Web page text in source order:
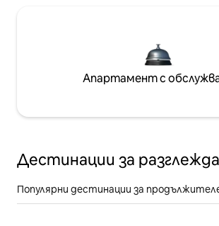
Апартамент с
Дестинации за
Популярни дестинации за